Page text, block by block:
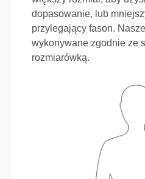
dopasowanie, lub
przylegający fason.
wykonywane zgodnie ze
rozmiarówką.